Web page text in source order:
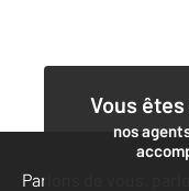
Vous
nos
Parlons de vous,